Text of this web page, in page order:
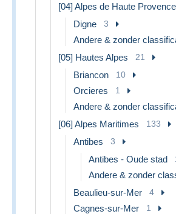
[04] Alpes de Haute Provence
Digne 3
Andere & zonder
[05] Hautes Alpes 21
Briancon 10
Orcieres 1
Andere & zonder
[06] Alpes Maritimes 133
Antibes 3
Antibes - Oude stad
Beaulieu-sur-Mer 4
Cagnes-sur-Mer 1